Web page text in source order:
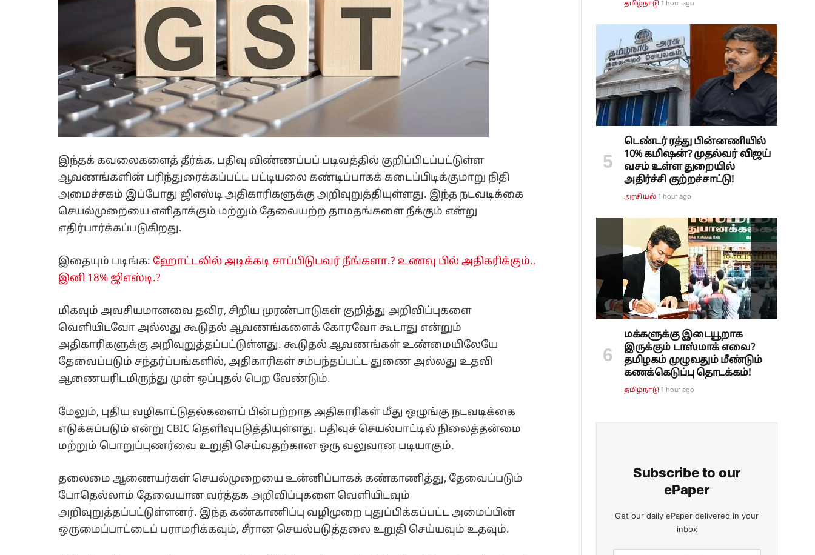
இந்தக் கவலைகளைத் தீர்க்க, பதிவு விண்ணப்பப் படிவத்தில் குறிப்பிடப்பட்டுள்ள
ஆவணங்களின் பரிந்துரைக்கப்பட்ட பட்டியலை கண்டிப்பாகக் கடைப்பிடிக்குமாறு நிதி
அமைச்சகம் இப்போது ஜிஎஸ்டி அதிகாரிகளுக்கு அறிவுறுத்தியுள்ளது. இந்த நடவடிக்கை
செயல்முறையை எளிதாக்கும் மற்றும் தேவையற்ற தாமதங்களை நீக்கும் என்று
எதிர்பார்க்கப்படுகிறது.
இதையும் படிங்க: ஹோட்டலில் அடிக்கடி சாப்பிடுபவர் நீங்களா.? உணவு பில் அதிகரிக்கும்..
இனி 18% ஜிஎஸ்டி.?
மிகவும் அவசியமானவை தவிர, சிறிய முரண்பாடுகள் குறித்து அறிவிப்புகளை
வெளியிடவோ அல்லது கூடுதல் ஆவணங்களைக் கோரவோ கூடாது என்றும்
அதிகாரிகளுக்கு அறிவுறுத்தப்பட்டுள்ளது. கூடுதல் ஆவணங்கள் உண்மையிலேயே
தேவைப்படும் சந்தர்ப்பங்களில், அதிகாரிகள் சம்பந்தப்பட்ட துணை அல்லது உதவி
ஆணையரிடமிருந்து முன் ஒப்புதல் பெற வேண்டும்.
மேலும், புதிய வழிகாட்டுதல்களைப் பின்பற்றாத அதிகாரிகள் மீது ஒழுங்கு நடவடிக்கை
எடுக்கப்படும் என்று CBIC தெளிவுபடுத்தியுள்ளது. பதிவுச் செயல்பாட்டில் நிலைத்தன்மை
மற்றும் பொறுப்புணர்வை உறுதி செய்வதற்கான ஒரு வலுவான படியாகும்.
தலைமை ஆணையர்கள் செயல்முறையை உன்னிப்பாகக் கண்காணித்து, தேவைப்படும்
போதெல்லாம் தேவையான வர்த்தக அறிவிப்புகளை வெளியிடவும்
அறிவுறுத்தப்பட்டுள்ளனர். இந்த கண்காணிப்பு வழிமுறை புதுப்பிக்கப்பட்ட அமைப்பின்
ஒருமைப்பாட்டைப் பராமரிக்கவும், சீரான செயல்படுத்தலை உறுதி செய்யவும் உதவும்.
தமிழ்நாடு 1 hour ago
டெண்டர் ரத்து பின்னணியில்
10% கமிஷன்? முதல்வர் விஜய்
வசம் உள்ள துறையில்
அதிர்ச்சி குற்றச்சாட்டு!
அரசியல் 1 hour ago
மக்களுக்கு இடையூறாக
இருக்கும் டாஸ்மாக் எவை?
தமிழகம் முழுவதும் மீண்டும்
கணக்கெடுப்பு தொடக்கம்!
தமிழ்நாடு 1 hour ago
Subscribe to our
ePaper
Get our daily ePaper delivered in your
inbox